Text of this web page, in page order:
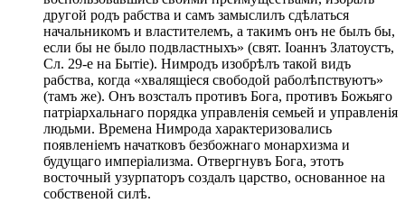
другой родъ рабства и самъ замыслилъ сдѣлаться
начальникомъ и властителемъ, а такимъ онъ не былъ бы,
если бы не было подвластныхъ» (свят. Іоаннъ Златоустъ,
Сл. 29-е на Бытіе). Нимродъ изобрѣлъ такой видъ
рабства, когда «хвалящіеся свободой раболѣпствуютъ»
(тамъ же). Онъ возсталъ противъ Бога, противъ Божьяго
патріархальнаго порядка управленія семьей и управленія
людьми. Времена Нимрода характеризовались
появленіемъ начатковъ безбожнаго монархизма и
будущаго имперіализма. Отвергнувъ Бога, этотъ
восточный узурпаторъ создалъ царство, основанное на
собственой силѣ.